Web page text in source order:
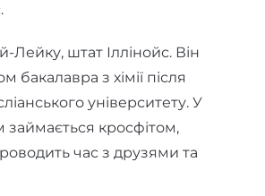
Лейку, штат Іллінойс. Він
бакалавра з хімії після
університету. У
займається кросфітом,
час з друзями та